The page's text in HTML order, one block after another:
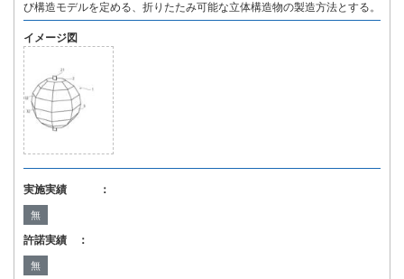
び構造モデルを定める、折りたたみ可能な立体構造物の製造方法とする。
イメージ図
実施実績 ：
無
許諾実績 ：
無